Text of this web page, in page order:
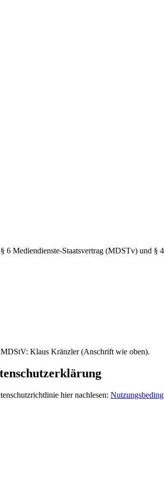
6 Mediendienste-Staatsvertrag (MDSTv) und §
Klaus Kränzler (Anschrift wie oben).
hier nachlesen: